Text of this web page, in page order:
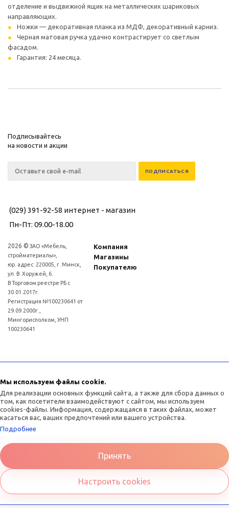
отделение и выдвижной ящик на металлических шариковых
направляющих.
Ножки — декоративная планка из МДФ, декоративный карниз.
Черная матовая ручка удачно контрастирует со светлым
фасадом.
Гарантия: 24 месяца.
Подписывайтесь
на новости и акции
(029) 391-92-58 интернет - магазин
Пн-Пт: 09.00-18.00
2026 © ЗАО «Мебель,
стройматериалы»,
юр. адрес: 220005, г. Минск,
ул. В. Хоружей, 6.
В Торговом реестре РБ с
30.01.2017г.
Регистрация №100230641 от
29.09.2000г.,
Мингорисполком, УНП
100230641
Компания
Магазины
Покупателю
(017)3771393
Мы используем файлы cookie.
Для реализации основных функций сайта, а также для сбора данных о
том, как посетители взаимодействуют с сайтом, мы используем
cookies-файлы. Информация, содержащаяся в таких файлах, может
касаться вас, ваших предпочтений или вашего устройства.
Подробнее
Принять
Настроить cookies